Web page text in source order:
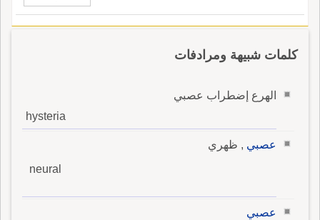
كلمات شبيهة ومرادفات
الهرع إضطراب عصبي
hysteria
عصبي , ظهري
neural
عصبي